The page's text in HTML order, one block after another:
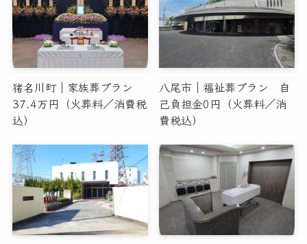
猪名川町｜家族葬プラン
37.4万円（火葬料／消費税
込）
八尾市｜福祉葬プラン 自
己負担金0円（火葬料／消
費税込）